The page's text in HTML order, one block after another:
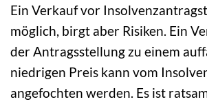
Ein Verkauf vor
möglich, birgt aber Risiken. Ein
der Antragsstellung zu einem
niedrigen Preis kann vom
angefochten werden. Es ist